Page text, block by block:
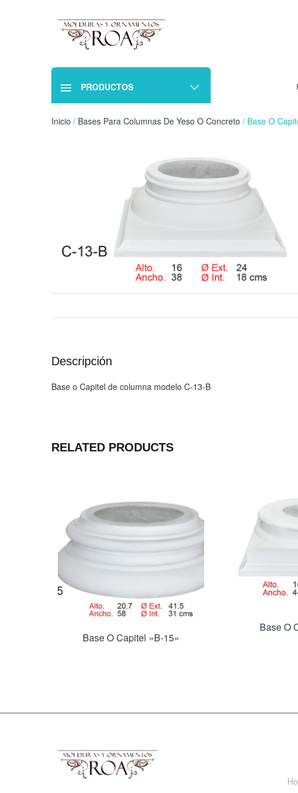
PRODUCTOS
Inicio / Bases Para Columnas De Yeso O Concreto / Base O
Descripción
Base o Capitel de columna modelo C-13-B
RELATED PRODUCTS
Base O Capitel «B-15»
Base O